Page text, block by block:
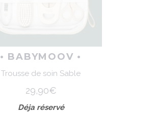
• BABYMOOV •
Trousse de soin Sable
29,90€
Déja réservé